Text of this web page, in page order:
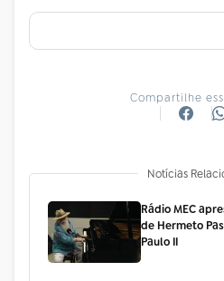
Compartilhe
Notícias
Rádio MEC
de Hermeto
Paulo II